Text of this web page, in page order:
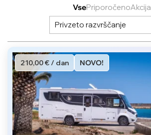
VsePriporočenoAkcija
Privzeto razvrščanje
210,00 € / dan NOVO!